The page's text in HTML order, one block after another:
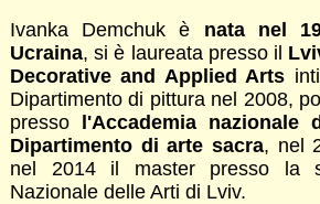
Ivanka Demchuk è nata nel
Ucraina, si è laureata presso il
Decorative and Applied Arts
Dipartimento di pittura nel 2008,
presso l'Accademia nazionale
Dipartimento di arte sacra, nel
nel 2014 il master presso la
Nazionale delle Arti di Lviv.